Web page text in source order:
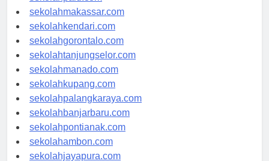
sekolahpalu.com
sekolahmakassar.com
sekolahkendari.com
sekolahgorontalo.com
sekolahtanjungselor.com
sekolahmanado.com
sekolahkupang.com
sekolahpalangkaraya.com
sekolahbanjarbaru.com
sekolahpontianak.com
sekolahambon.com